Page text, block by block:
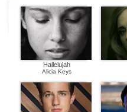
Hallelujah
Alicia Keys